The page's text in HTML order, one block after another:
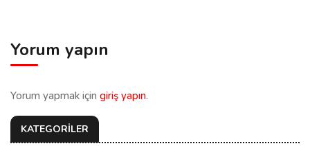
Yorum yapın
Yorum yapmak için giriş yapın.
KATEGORİLER